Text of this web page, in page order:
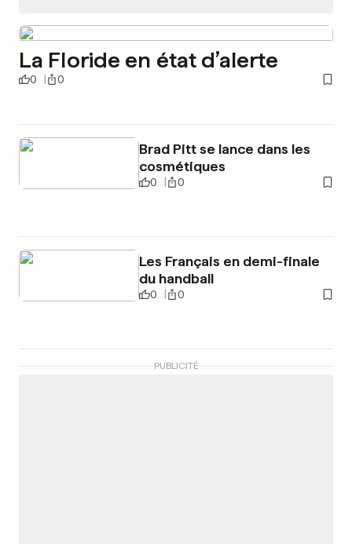
La Floride en état d’alerte
0 0
Brad Pitt se lance dans les
cosmétiques
0 0
Les Français en demi-finale
du handball
0 0
PUBLICITÉ